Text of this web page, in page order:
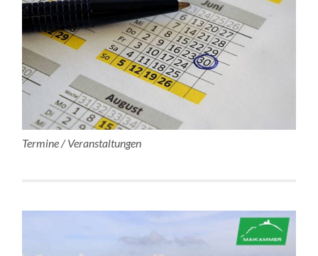
Termine / Veranstaltungen